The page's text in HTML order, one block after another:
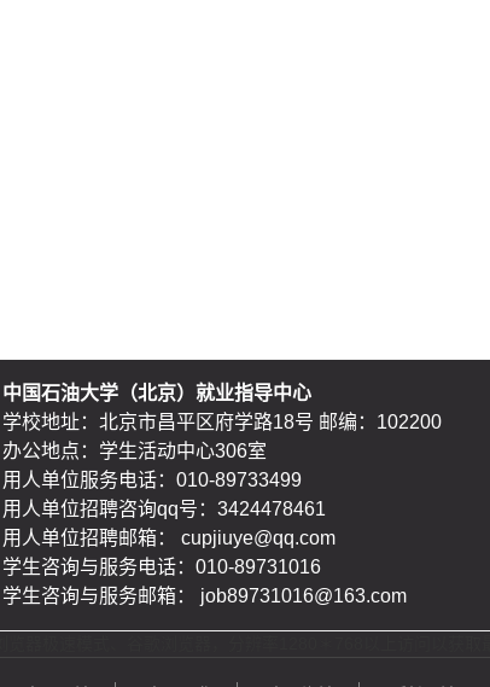
中国石油大学（北京）就业指导中心
学校地址：北京市昌平区府学路18号 邮编：102200
办公地点：学生活动中心306室
用人单位服务电话：010-89733499
用人单位招聘咨询qq号：3424478461
用人单位招聘邮箱： cupjiuye@qq.com
学生咨询与服务电话：010-89731016
学生咨询与服务邮箱： job89731016@163.com